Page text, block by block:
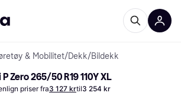
& Mobilitet/Dekk/Bildekk
Zero 265/50 R19 110Y XL
priser fra3 127 krtil3 254 kr